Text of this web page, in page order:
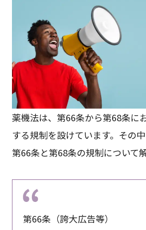
薬機法は、第66条から第68条に
する規制を設けています。その
第66条と第68条の規制について
第66条（誇大広告等）